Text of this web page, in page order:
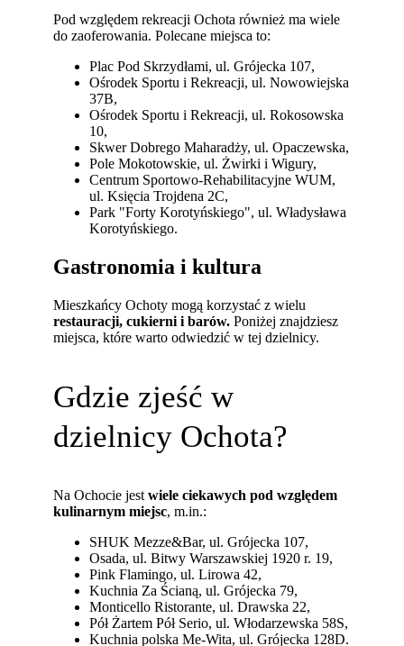
Pod względem rekreacji Ochota również ma wiele
do zaoferowania. Polecane miejsca to:
Plac Pod Skrzydłami, ul. Grójecka 107,
Ośrodek Sportu i Rekreacji, ul. Nowowiejska
37B,
Ośrodek Sportu i Rekreacji, ul. Rokosowska
10,
Skwer Dobrego Maharadży, ul. Opaczewska,
Pole Mokotowskie, ul. Żwirki i Wigury,
Centrum Sportowo-Rehabilitacyjne WUM,
ul. Księcia Trojdena 2C,
Park "Forty Korotyńskiego", ul. Władysława
Korotyńskiego.
Gastronomia i kultura
Mieszkańcy Ochoty mogą korzystać z wielu
restauracji, cukierni i barów. Poniżej znajdziesz
miejsca, które warto odwiedzić w tej dzielnicy.
Gdzie zjeść w
dzielnicy Ochota?
Na Ochocie jestwiele ciekawych pod względem
kulinarnym miejsc, m.in.:
SHUK Mezze&Bar, ul. Grójecka 107,
Osada, ul. Bitwy Warszawskiej 1920 r. 19,
Pink Flamingo, ul. Lirowa 42,
Kuchnia Za Ścianą, ul. Grójecka 79,
Monticello Ristorante, ul. Drawska 22,
Pół Żartem Pół Serio, ul. Włodarzewska 58S,
Kuchnia polska Me-Wita, ul. Grójecka 128D.